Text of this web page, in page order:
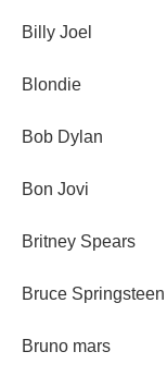
Billy Joel
Blondie
Bob Dylan
Bon Jovi
Britney Spears
Bruce Springsteen
Bruno mars